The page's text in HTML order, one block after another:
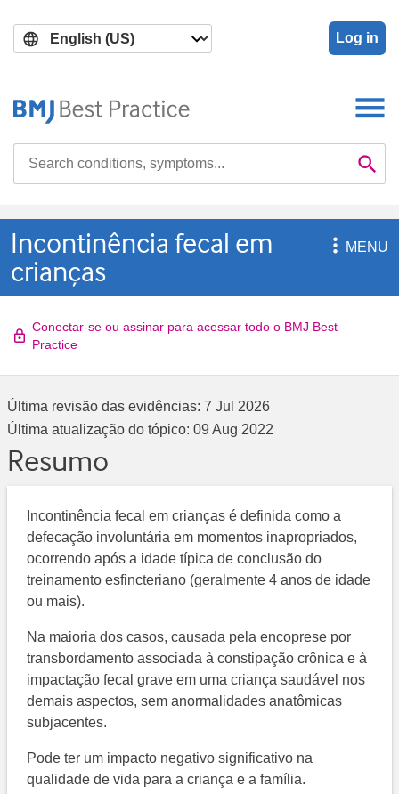
main
search
Log in

Incontinência fecal em
crianças
MENU
Conectar-se ou assinar para acessar todo o BMJ Best
Practice
Última revisão das evidências: 7 Jul 2026
Última atualização do tópico: 09 Aug 2022
Resumo
Incontinência fecal em crianças é definida como a
defecação involuntária em momentos inapropriados,
ocorrendo após a idade típica de conclusão do
treinamento esfincteriano (geralmente 4 anos de idade
ou mais).
Na maioria dos casos, causada pela encoprese por
transbordamento associada à constipação crônica e à
impactação fecal grave em uma criança saudável nos
demais aspectos, sem anormalidades anatômicas
subjacentes.
Pode ter um impacto negativo significativo na
qualidade de vida para a criança e a família.